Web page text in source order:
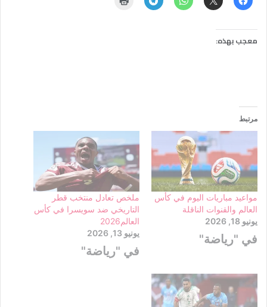
معجب بهذه:
مرتبط
مواعيد مباريات اليوم في كأس
العالم والقنوات الناقلة
يونيو 18, 2026
في "رياضة"
ملخص تعادل منتخب قطر
التاريخي ضد سويسرا في كأس
العالم2026
يونيو 13, 2026
في "رياضة"